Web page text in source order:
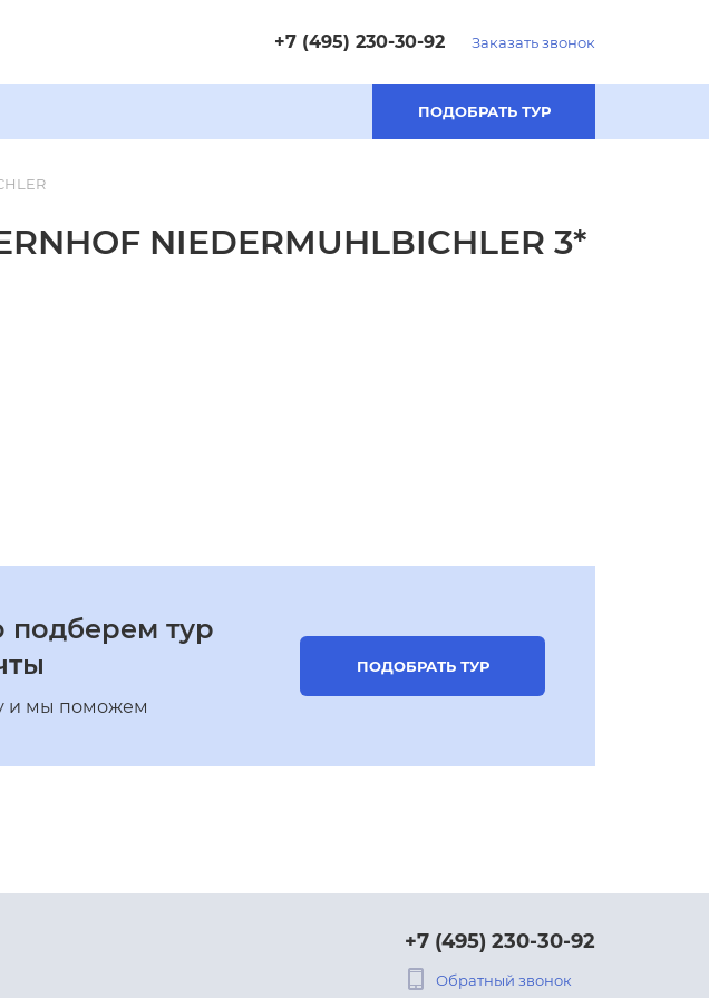
+7 (495) 230-30-92 Заказать звонок
ПОДОБРАТЬ ТУР
NIEDERMUHLBICHLER 3*
подберем тур
и мы поможем
ПОДОБРАТЬ ТУР
+7 (495) 230-30-92
Обратный звонок